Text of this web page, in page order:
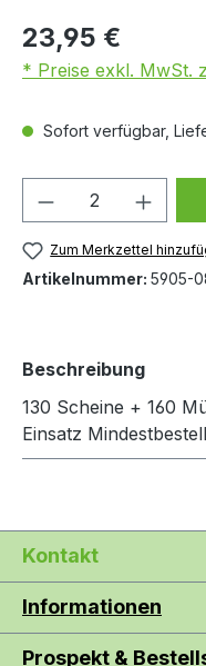
23,95 €
* Preise exkl. MwSt.
Sofort verfügbar,
Produkt
Zum Merkzettel
Artikelnummer: 5905-
Beschreibung
130 Scheine + 160
Einsatz
Kontakt
Informationen
Prospekt &